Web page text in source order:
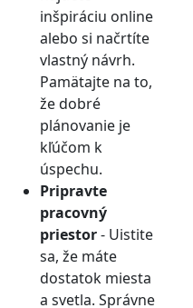
inšpiráciu online
alebo si načrtíte
vlastný návrh.
Pamätajte na to,
že dobré
plánovanie je
kľúčom k
úspechu.
Pripravte
pracovný
priestor- Uistite
sa, že máte
dostatok miesta
a svetla. Správne